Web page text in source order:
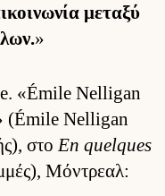
μεταξύ
»
«Émile Nelligan
(Émile Nelligan
στο En quelques
Μόντρεαλ: